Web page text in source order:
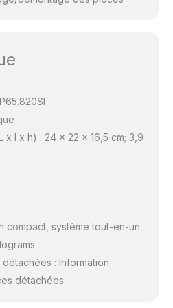
x l x h) : 24 x 22 x 16,5 cm; 3,9
compact, système tout-en-un
: Information
détachées